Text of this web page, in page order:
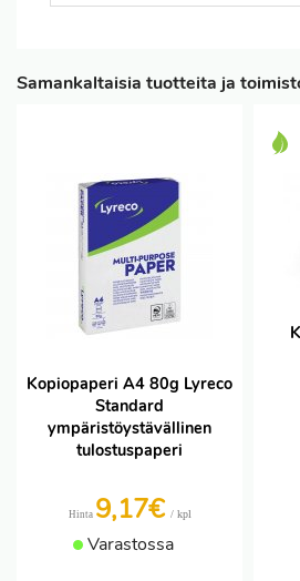
Samankaltaisia tuotteita ja
Kopiopaperi A4 80g Lyreco
Standard
ympäristöystävällinen
tulostuspaperi
Hinta 9,17€ / kpl
Varastossa